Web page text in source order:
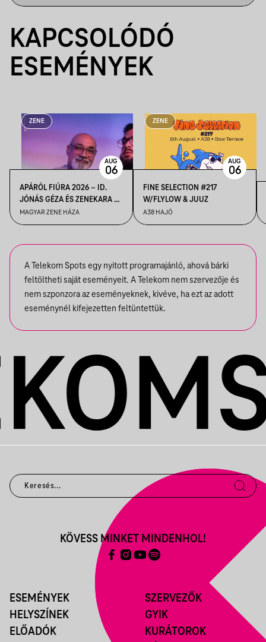
KAPCSOLÓDÓ
ESEMÉNYEK
ZENE
APÁRÓL FIÚRA 2026 – ID.
JÓNÁS GÉZA ÉS ZENEKARA &
IFJ. JÓNÁS GÉZA ÉS
ZENEKARA, VENDÉG: ROBY
MAGYAR ZENE HÁZA
AUG
06
ZENE
FINE SELECTION #217
W/FLYLOW & JUUZ
A38 HAJÓ
AUG
06
A Telekom Spots egy nyitott programajánló, ahová bárki
feltöltheti saját eseményeit. A Telekom nem szervezője és
nem szponzora az eseményeknek, kivéve, ha ezt az adott
eseménynél kifejezetten feltüntettük.
ESEMÉNYEK
HELYSZÍNEK
ELŐADÓK
SZERVEZŐK
GYIK
KURÁTOROK
KÖVESS MINKET MINDENHOL!